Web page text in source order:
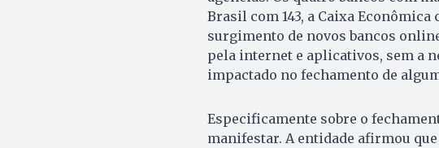
Brasil com 143, a Caixa Econômica
surgimento de novos bancos
pela internet e aplicativos, sem a
impactado no fechamento de
Especificamente sobre o
manifestar. A entidade afirmou